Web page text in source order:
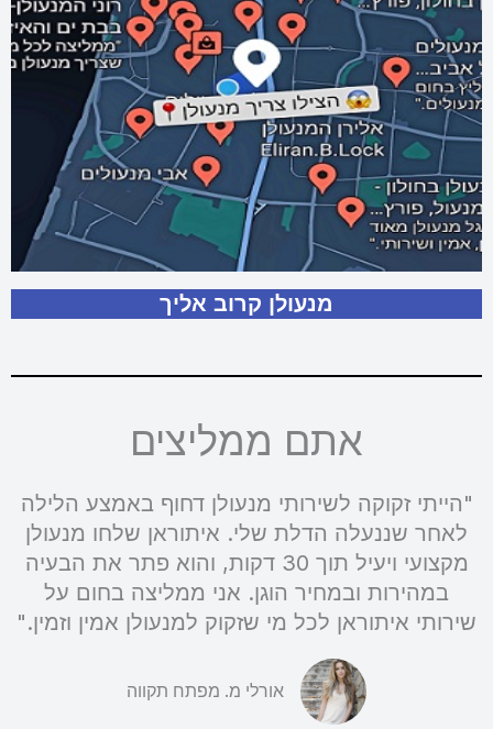
מנעולן קרוב אליך
אתם ממליצים
"הייתי זקוקה לשירותי מנעולן דחוף באמצע הלילה
לאחר שננעלה הדלת שלי. איתוראן שלחו מנעולן
מקצועי ויעיל תוך 30 דקות, והוא פתר את הבעיה
במהירות ובמחיר הוגן. אני ממליצה בחום על
שירותי איתוראן לכל מי שזקוק למנעולן אמין וזמין."
אורלי מ. מפתח תקווה